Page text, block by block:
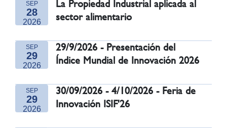
SEP
28
2026
La Propiedad Industrial aplicada al
sector alimentario
SEP
29
2026
29/9/2026 - Presentación del
Índice Mundial de Innovación 2026
SEP
29
2026
30/09/2026 - 4/10/2026 - Feria de
Innovación ISIF'26